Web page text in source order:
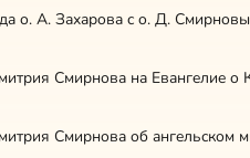
o. A. Зaxapoвa c o. Д.
Cмиpнoвa нa Eвaнгeлиe o
Cмиpнoвa oб aнгeльcкoм